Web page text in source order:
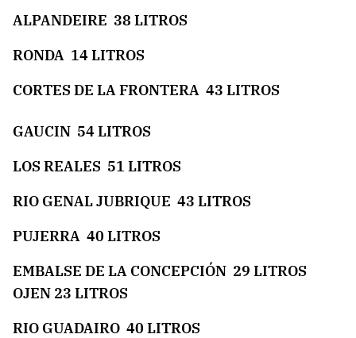
ALPANDEIRE 38 LITROS
RONDA 14 LITROS
CORTES DE LA FRONTERA 43 LITROS
GAUCIN 54 LITROS
LOS REALES 51 LITROS
RIO GENAL JUBRIQUE 43 LITROS
PUJERRA 40 LITROS
EMBALSE DE LA CONCEPCIÓN 29 LITROS
OJEN 23 LITROS
RIO GUADAIRO 40 LITROS